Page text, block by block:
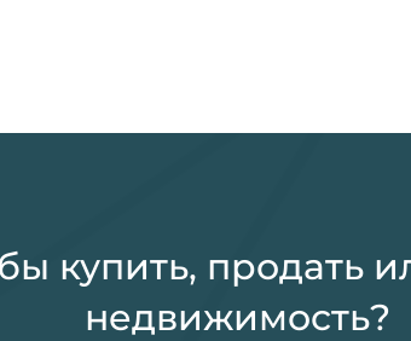
купить, продать
недвижимость?